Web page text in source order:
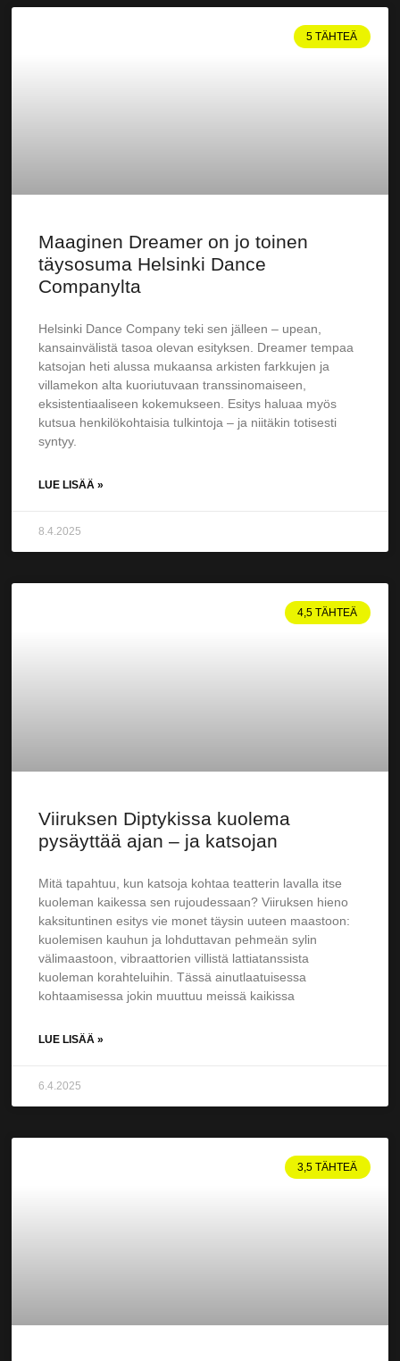
5 TÄHTEÄ
Maaginen Dreamer on jo toinen
täysosuma Helsinki Dance
Companylta
Helsinki Dance Company teki sen jälleen – upean,
kansainvälistä tasoa olevan esityksen. Dreamer tempaa
katsojan heti alussa mukaansa arkisten farkkujen ja
villamekon alta kuoriutuvaan transsinomaiseen,
eksistentiaaliseen kokemukseen. Esitys haluaa myös
kutsua henkilökohtaisia tulkintoja – ja niitäkin totisesti
syntyy.
LUE LISÄÄ »
8.4.2025
4,5 TÄHTEÄ
Viiruksen Diptykissa kuolema
pysäyttää ajan – ja katsojan
Mitä tapahtuu, kun katsoja kohtaa teatterin lavalla itse
kuoleman kaikessa sen rujoudessaan? Viiruksen hieno
kaksituntinen esitys vie monet täysin uuteen maastoon:
kuolemisen kauhun ja lohduttavan pehmeän sylin
välimaastoon, vibraattorien villistä lattiatanssista
kuoleman korahteluihin. Tässä ainutlaatuisessa
kohtaamisessa jokin muuttuu meissä kaikissa
LUE LISÄÄ »
6.4.2025
3,5 TÄHTEÄ